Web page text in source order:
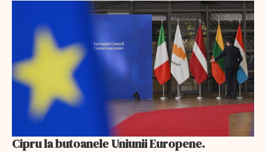
Cipru la butoanele Uniunii Europene.